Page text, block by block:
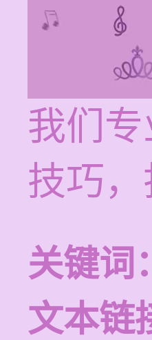
我们
技巧
关键词：
文本链